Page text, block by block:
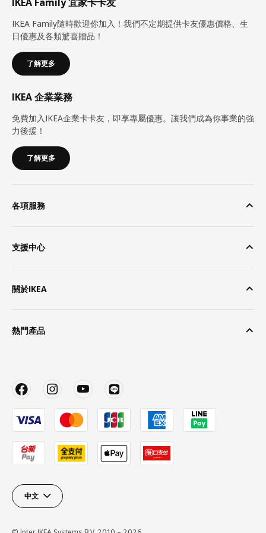
IKEA Family隨時歡迎你加入！我們不定期提供卡友優惠價格、生
日優惠及各類驚喜贈品！
了解更多
IKEA 企業業務
免費加入IKEA企業卡卡友，即享專屬優惠。讓我們成為你事業的強
力後援！
了解更多
各項服務
支援中心
關於IKEA
熱門產品
中文